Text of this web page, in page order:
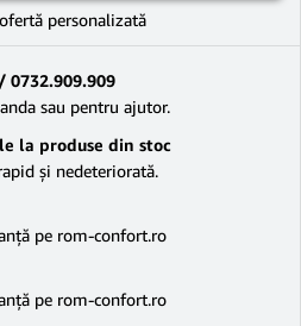
personalizată
0732.909.909
sau pentru ajutor.
la produse din stoc
şi nedeteriorată.
pe rom-confort.ro
pe rom-confort.ro